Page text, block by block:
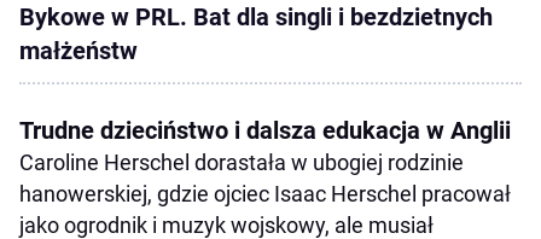
Bykowe w PRL. Bat dla singli i bezdzietnych
małżeństw
Trudne dzieciństwo i dalsza edukacja w Anglii
Caroline Herschel dorastała w ubogiej rodzinie
hanowerskiej, gdzie ojciec Isaac Herschel pracował
jako ogrodnik i muzyk wojskowy, ale musiał